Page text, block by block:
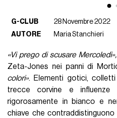
G-CLUB
28 Novembre 2022
AUTORE
Maria Stanchieri
«Vi prego di scusare Mercoledì»,
Zeta-Jones nei panni di
colori». Elementi gotici, colletti
trecce corvine e
rigorosamente in bianco e
chiave che contraddistinguono